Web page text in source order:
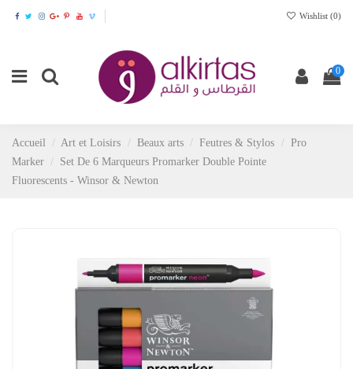
Wishlist (0)
0
Accueil Art et Loisirs Beaux arts Feutres & Stylos
Pro
Marker
Set De 6 Marqueurs Promarker Double Pointe
Fluorescents - Winsor & Newton